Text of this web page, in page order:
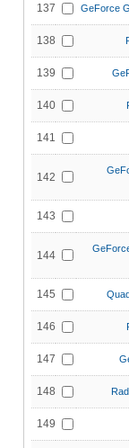
137 GeForce
138
139
140
141
142
143
144
145
146
147
148
149